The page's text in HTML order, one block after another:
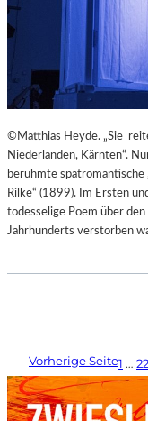
©Matthias Heyde. „Sie
Niederlanden, Kärnten“.
berühmte spätromantische
Rilke“ (1899). Im Ersten
todesselige Poem über
Jahrhunderts verstorben
Vorherige Seite1 …